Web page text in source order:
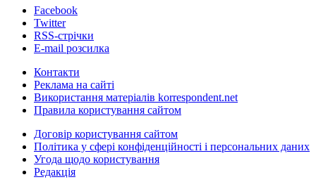
Facebook
Twitter
RSS-стрічки
E-mail розсилка
Контакти
Реклама на сайті
Використання матеріалів korrespondent.net
Правила користування сайтом
Договір користування сайтом
Політика у сфері конфіденційності і персональних даних
Угода щодо користування
Редакція